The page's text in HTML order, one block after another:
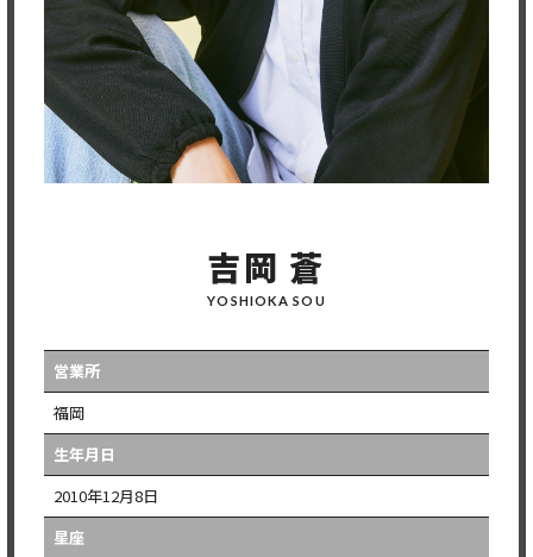
吉岡 蒼
YOSHIOKA SOU
営業所
福岡
生年月日
2010年12月8日
星座